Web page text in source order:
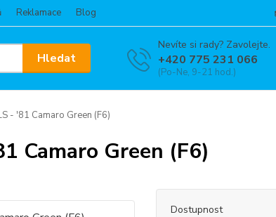
Reklamace Blog
Hledat
Nevíte si rady? Zavolejte.
+420 775 231 066
(Po-Ne, 9-21 hod.)
- '81 Camaro Green (F6)
Camaro Green (F6)
Dostupnost